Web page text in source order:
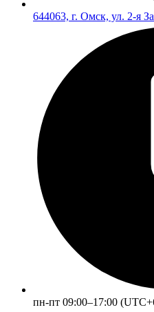
644063, г. Омск, ул. 2-я
пн-пт 09:00–17:00